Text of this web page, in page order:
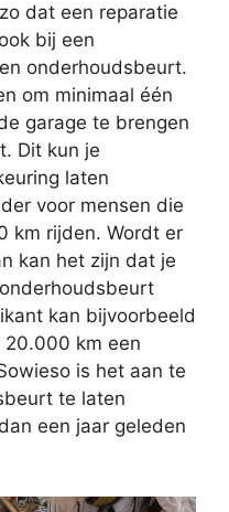
dat een reparatie
bij een
onderhoudsbeurt.
om minimaal één
garage te brengen
Dit kun je
laten
voor mensen die
km rijden. Wordt er
kan het zijn dat je
kan bijvoorbeeld
km een
is het aan te
te laten
een jaar geleden